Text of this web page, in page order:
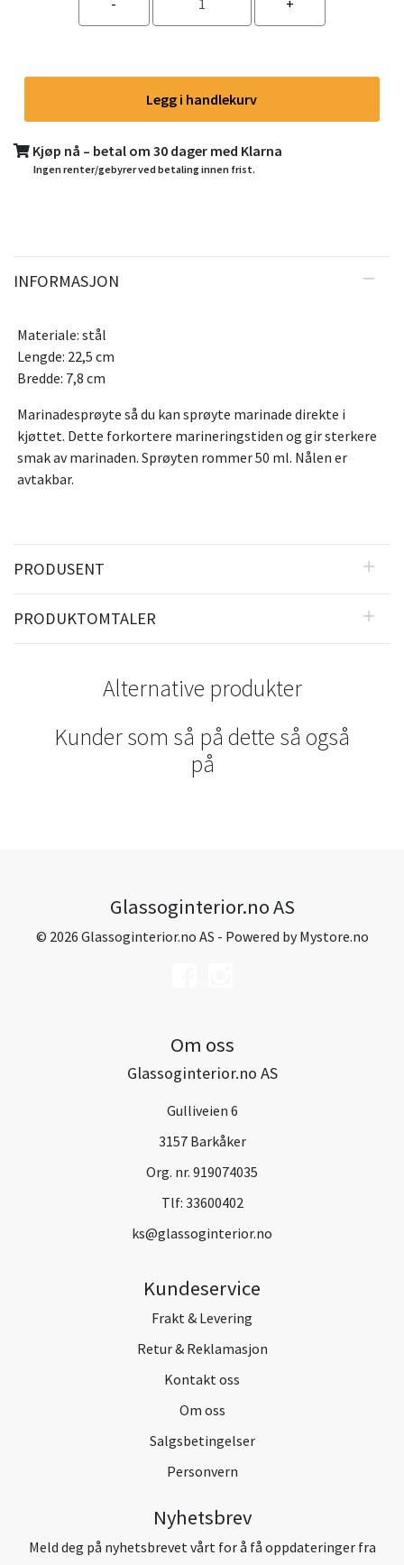
Legg i handlekurv
Kjøp nå – betal om 30 dager med Klarna
Ingen renter/gebyrer ved betaling innen frist.
INFORMASJON
Materiale: stål
Lengde: 22,5 cm
Bredde: 7,8 cm
Marinadesprøyte så du kan sprøyte marinade direkte i
kjøttet. Dette forkortere marineringstiden og gir sterkere
smak av marinaden. Sprøyten rommer 50 ml. Nålen er
avtakbar.
PRODUSENT
PRODUKTOMTALER
Alternative produkter
Kunder som så på dette så også
på
Glassoginterior.no AS
© 2026 Glassoginterior.no AS - Powered byMystore.no
Om oss
Glassoginterior.no AS
Gulliveien 6
3157 Barkåker
Org. nr. 919074035
Tlf: 33600402
ks@glassoginterior.no
Kundeservice
Frakt & Levering
Retur & Reklamasjon
Kontakt oss
Om oss
Salgsbetingelser
Personvern
Nyhetsbrev
Meld deg på nyhetsbrevet vårt for å få oppdateringer fra